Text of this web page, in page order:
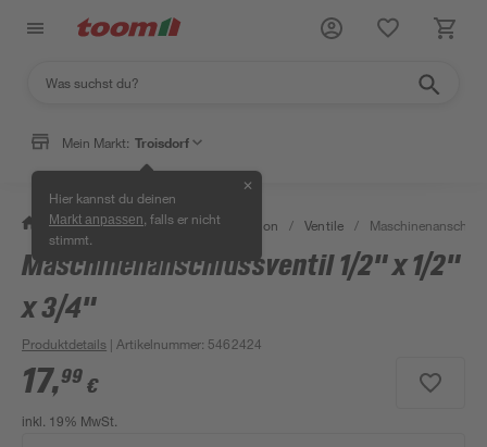
Mein Markt: Troisdorf
Hier kannst du deinen
Markt anpassen , falls er nicht
stimmt.
✕
/ Bad & Sanitär / Sanitärinstallation / Ventile /
Maschinenanschlussventil 1/2" x 1/2"
x 3/4"
Produktdetails | Artikelnummer: 5462424
17,99 €
inkl. 19% MwSt.